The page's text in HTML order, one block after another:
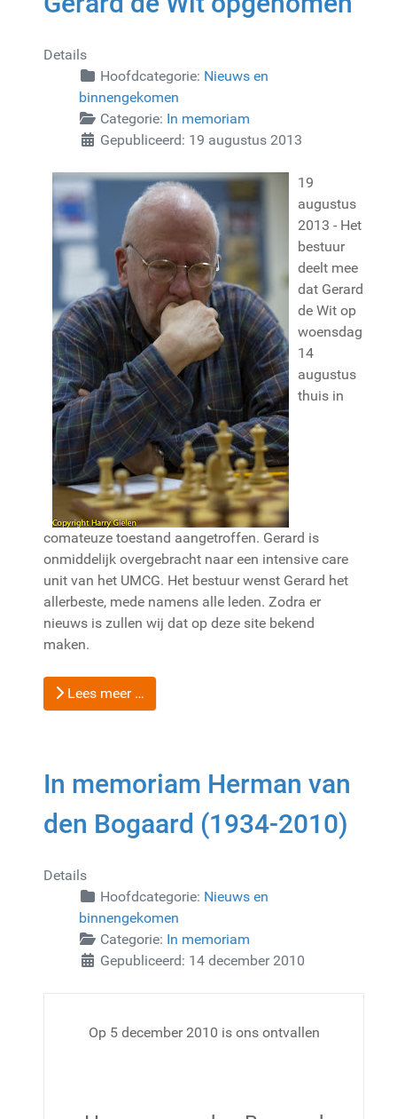
Details
Hoofdcategorie: Nieuws en
binnengekomen
Categorie: In memoriam
Gepubliceerd: 19 augustus 2013
19
augustus
2013 - Het
bestuur
deelt mee
dat Gerard
de Wit op
woensdag
14
augustus
thuis in
comateuze toestand aangetroffen. Gerard is
onmiddelijk overgebracht naar een intensive care
unit van het UMCG. Het bestuur wenst Gerard het
allerbeste, mede namens alle leden. Zodra er
nieuws is zullen wij dat op deze site bekend
maken.
Lees meer …
In memoriam Herman van
den Bogaard (1934-2010)
Details
Hoofdcategorie: Nieuws en
binnengekomen
Categorie: In memoriam
Gepubliceerd: 14 december 2010
Op 5 december 2010 is ons ontvallen